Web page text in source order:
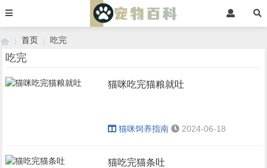
首页 吃完
吃完
猫咪吃完猫粮就吐
猫咪饲养指南 2024-06-18
猫吃完猫条吐